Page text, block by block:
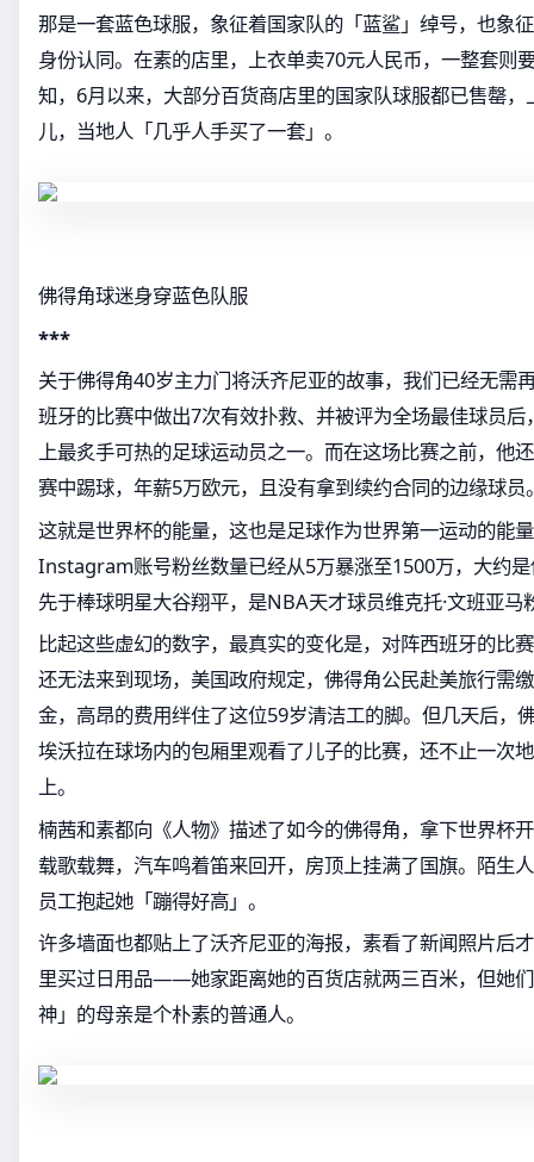
那是一套蓝色球服，象征着国家队的「蓝鲨」绰号，也象
身份认同。在素的店里，上衣单卖70元人民币，一整套则
知，6月以来，大部分百货商店里的国家队球服都已售罄
儿，当地人「几乎人手买了一套」。
佛得角球迷身穿蓝色队服
***
关于佛得角40岁主力门将沃齐尼亚的故事，我们已经无
班牙的比赛中做出7次有效扑救、并被评为全场最佳球员
上最炙手可热的足球运动员之一。而在这场比赛之前，他
赛中踢球，年薪5万欧元，且没有拿到续约合同的边缘球员
这就是世界杯的能量，这也是足球作为世界第一运动的
Instagram账号粉丝数量已经从5万暴涨至1500万，大约
先于棒球明星大谷翔平，是NBA天才球员维克托·文班亚马
比起这些虚幻的数字，最真实的变化是，对阵西班牙的比
还无法来到现场，美国政府规定，佛得角公民赴美旅行需
金，高昂的费用绊住了这位59岁清洁工的脚。但几天后，
埃沃拉在球场内的包厢里观看了儿子的比赛，还不止一次
上。
楠茜和素都向《人物》描述了如今的佛得角，拿下世界杯
载歌载舞，汽车鸣着笛来回开，房顶上挂满了国旗。陌生
员工抱起她「蹦得好高」。
许多墙面也都贴上了沃齐尼亚的海报，素看了新闻照片后
里买过日用品——她家距离她的百货店就两三百米，但她
神」的母亲是个朴素的普通人。